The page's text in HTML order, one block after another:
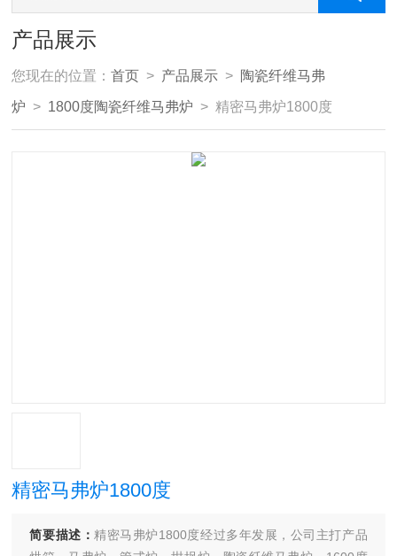
产品展示
您现在的位置：首页 > 产品展示 > 陶瓷纤维马弗
炉 > 1800度陶瓷纤维马弗炉 > 精密马弗炉1800度
精密马弗炉1800度
简要描述： 精密马弗炉1800度经过多年发展，公司主打产品